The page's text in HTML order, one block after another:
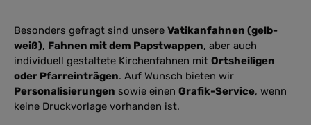
Besonders gefragt sind unsere Vatikanfahnen (gelb-
weiß), Fahnen mit dem Papstwappen, aber auch
individuell gestaltete Kirchenfahnen mit Ortsheiligen
oder Pfarreinträgen. Auf Wunsch bieten wir
Personalisierungen sowie einen Grafik-Service, wenn
keine Druckvorlage vorhanden ist.